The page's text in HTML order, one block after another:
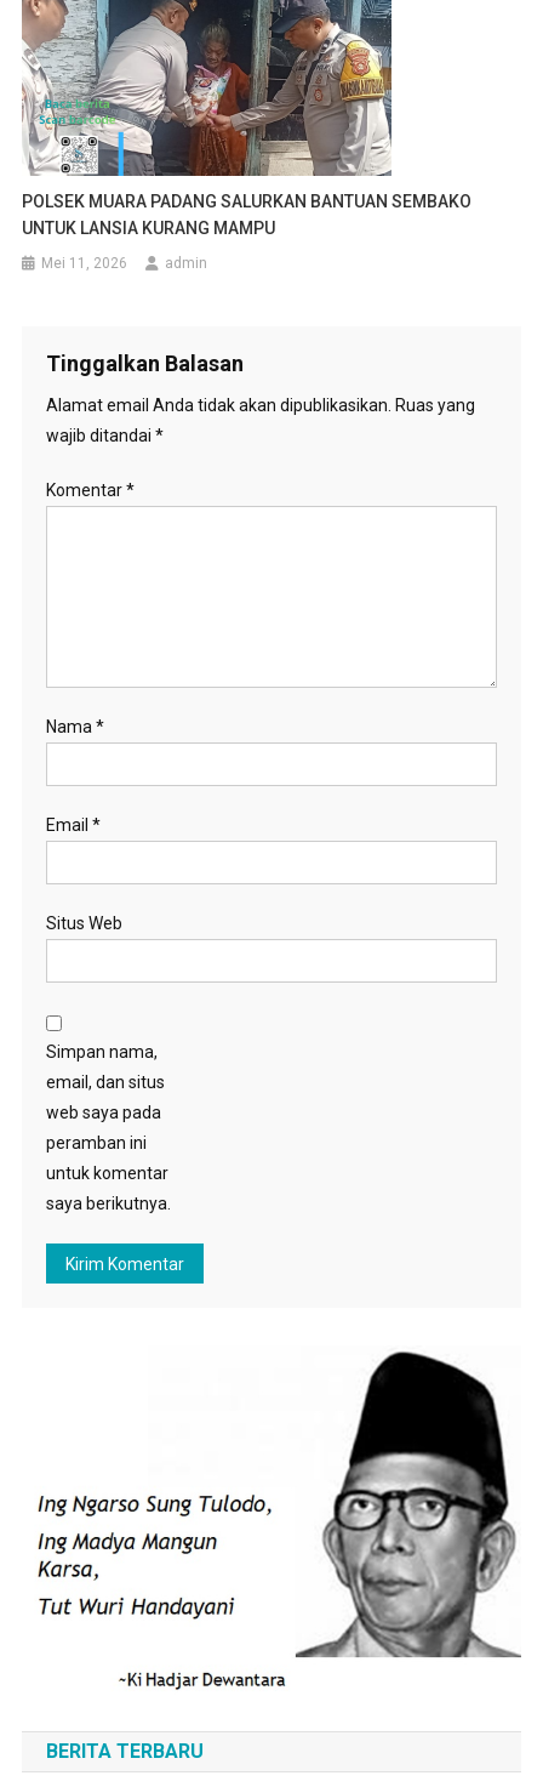
POLSEK MUARA PADANG SALURKAN BANTUAN SEMBAKO
UNTUK LANSIA KURANG MAMPU
Mei 11, 2026 admin
Tinggalkan Balasan
Alamat email Anda tidak akan dipublikasikan. Ruas yang
wajib ditandai *
Komentar*
Nama*
Email *
Situs Web
Simpan nama,
email, dan situs
web saya pada
peramban ini
untuk komentar
saya berikutnya.
BERITA TERBARU